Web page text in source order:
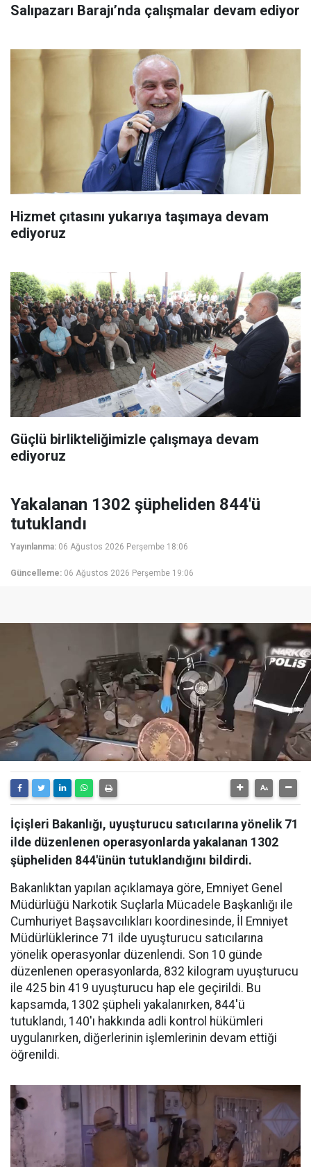
Salıpazarı Barajı’nda çalışmalar devam ediyor
Hizmet çıtasını yukarıya taşımaya devam
ediyoruz
Güçlü birlikteliğimizle çalışmaya devam
ediyoruz
Yakalanan 1302 şüpheliden 844'ü
tutuklandı
Yayınlanma: 06 Ağustos 2026 Perşembe 18:06
Güncelleme: 06 Ağustos 2026 Perşembe 19:06
İçişleri Bakanlığı, uyuşturucu satıcılarına yönelik 71
ilde düzenlenen operasyonlarda yakalanan 1302
şüpheliden 844'ünün tutuklandığını bildirdi.
Bakanlıktan yapılan açıklamaya göre, Emniyet Genel
Müdürlüğü Narkotik Suçlarla Mücadele Başkanlığı ile
Cumhuriyet Başsavcılıkları koordinesinde, İl Emniyet
Müdürlüklerince 71 ilde uyuşturucu satıcılarına
yönelik operasyonlar düzenlendi. Son 10 günde
düzenlenen operasyonlarda, 832 kilogram uyuşturucu
ile 425 bin 419 uyuşturucu hap ele geçirildi. Bu
kapsamda, 1302 şüpheli yakalanırken, 844'ü
tutuklandı, 140'ı hakkında adli kontrol hükümleri
uygulanırken, diğerlerinin işlemlerinin devam ettiği
öğrenildi.